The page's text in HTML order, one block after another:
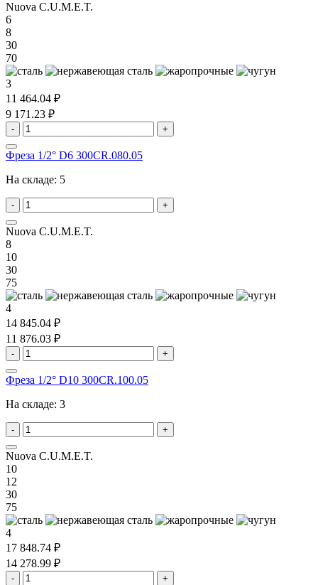
Nuova C.U.M.E.T.
6
8
30
70
3
11 464.04 ₽
9 171.23 ₽
- +
Фреза 1/2° D6 300CR.080.05
На складе: 5
- +
Nuova C.U.M.E.T.
8
10
30
75
4
14 845.04 ₽
11 876.03 ₽
- +
Фреза 1/2° D10 300CR.100.05
На складе: 3
- +
Nuova C.U.M.E.T.
10
12
30
75
4
17 848.74 ₽
14 278.99 ₽
- +